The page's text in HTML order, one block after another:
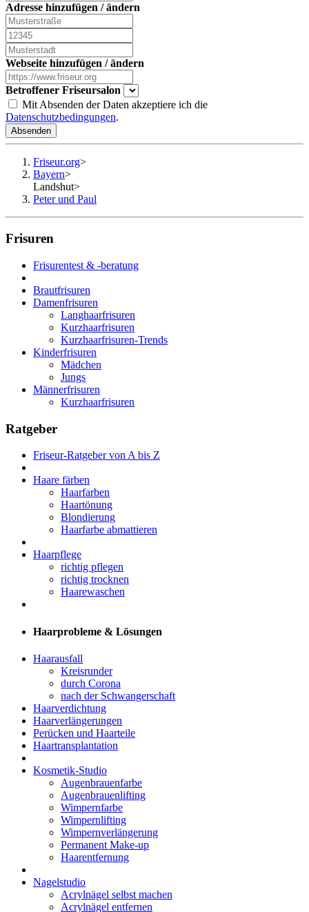
Adresse hinzufügen / ändern
Webseite hinzufügen / ändern
Betroffener Friseursalon
Mit Absenden der Daten akzeptiere ich die
Datenschutzbedingungen.
Absenden
Friseur.org>
Bayern>
Landshut>
Peter und Paul
Frisuren
Frisurentest & -beratung
Brautfrisuren
Damenfrisuren
Langhaarfrisuren
Kurzhaarfrisuren
Kurzhaarfrisuren-Trends
Kinderfrisuren
Mädchen
Jungs
Männerfrisuren
Kurzhaarfrisuren
Ratgeber
Friseur-Ratgeber von A bis Z
Haare färben
Haarfarben
Haartönung
Blondierung
Haarfarbe abmattieren
Haarpflege
richtig pflegen
richtig trocknen
Haarewaschen
Haarprobleme & Lösungen
Haarausfall
Kreisrunder
durch Corona
nach der Schwangerschaft
Haarverdichtung
Haarverlängerungen
Perücken und Haarteile
Haartransplantation
Kosmetik-Studio
Augenbrauenfarbe
Augenbrauenlifting
Wimpernfarbe
Wimpernlifting
Wimpernverlängerung
Permanent Make-up
Haarentfernung
Nagelstudio
Acrylnägel selbst machen
Acrylnägel entfernen